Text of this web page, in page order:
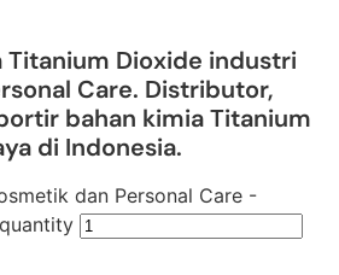
Titanium Dioxide industri
Care. Distributor,
bahan kimia Titanium
di Indonesia.
dan Personal Care -